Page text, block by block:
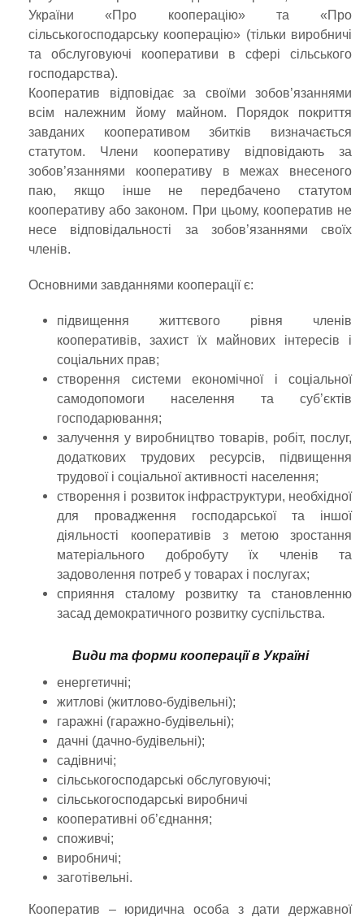
України «Про кооперацію» та «Про
сільськогосподарську кооперацію» (тільки виробничі
та обслуговуючі кооперативи в сфері сільського
господарства).
Кооператив відповідає за своїми зобов’язаннями
всім належним йому майном. Порядок покриття
завданих кооперативом збитків визначається
статутом. Члени кооперативу відповідають за
зобов’язаннями кооперативу в межах внесеного
паю, якщо інше не передбачено статутом
кооперативу або законом. При цьому, кооператив не
несе відповідальності за зобов’язаннями своїх
членів.
Основними завданнями кооперації є:
підвищення життєвого рівня членів
кооперативів, захист їх майнових інтересів і
соціальних прав;
створення системи економічної і соціальної
самодопомоги населення та суб’єктів
господарювання;
залучення у виробництво товарів, робіт, послуг,
додаткових трудових ресурсів, підвищення
трудової і соціальної активності населення;
створення і розвиток інфраструктури, необхідної
для провадження господарської та іншої
діяльності кооперативів з метою зростання
матеріального добробуту їх членів та
задоволення потреб у товарах і послугах;
сприяння сталому розвитку та становленню
засад демократичного розвитку суспільства.
Види та форми кооперації в Україні
енергетичні;
житлові (житлово-будівельні);
гаражні (гаражно-будівельні);
дачні (дачно-будівельні);
садівничі;
сільськогосподарські обслуговуючі;
сільськогосподарські виробничі
кооперативні об’єднання;
споживчі;
виробничі;
заготівельні.
Кооператив – юридична особа з дати державної